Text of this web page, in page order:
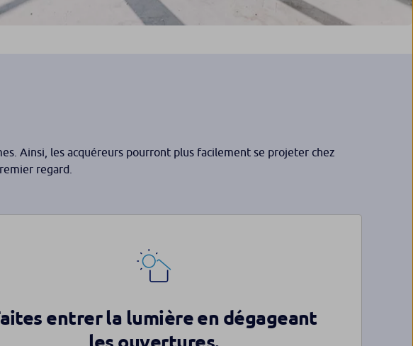
Ainsi, les acquéreurs pourront plus facilement se projeter chez
regard.
entrer la lumière en dégageant